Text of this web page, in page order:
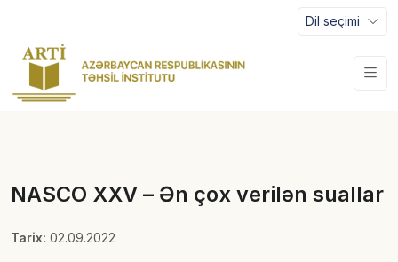
Dil seçimi
NASCO XXV – Ən çox verilən suallar
Tarix: 02.09.2022